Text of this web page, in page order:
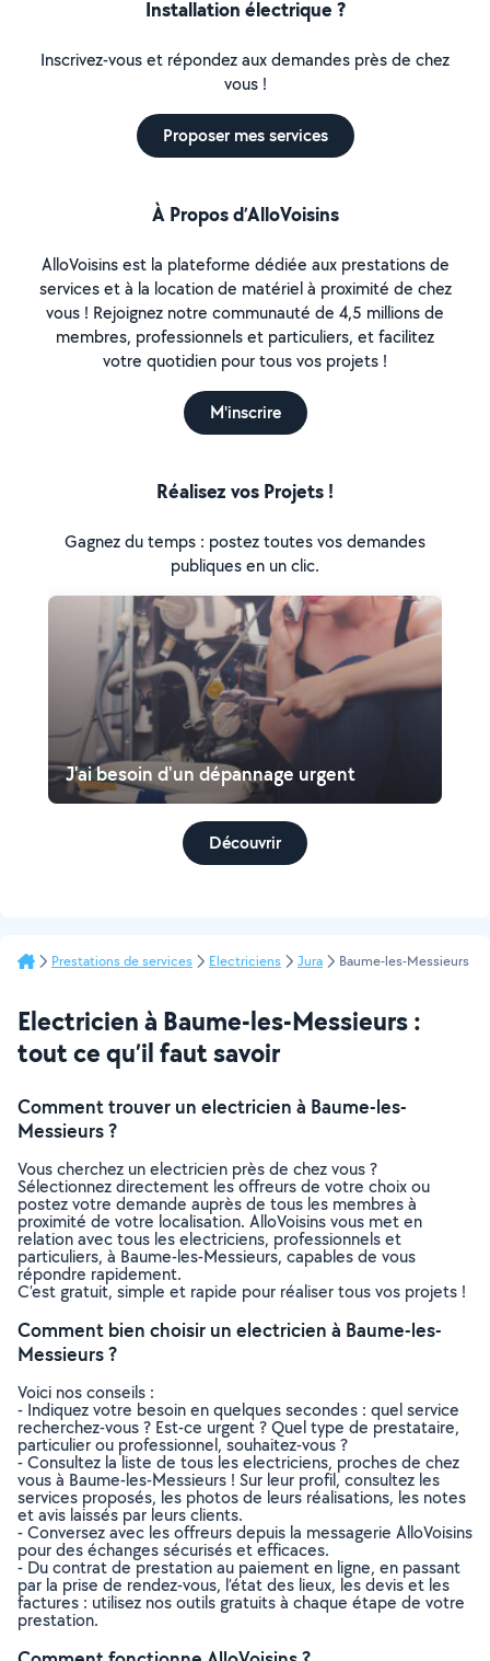
Installation électrique ?
Inscrivez-vous et répondez aux demandes près de chez
vous !
Proposer mes services
À Propos d’AlloVoisins
AlloVoisins est la plateforme dédiée aux prestations de
services et à la location de matériel à proximité de chez
vous ! Rejoignez notre communauté de 4,5 millions de
membres, professionnels et particuliers, et facilitez
votre quotidien pour tous vos projets !
M'inscrire
Réalisez vos Projets !
Gagnez du temps : postez toutes vos demandes
publiques en un clic.
J'ai besoin d'un dépannage urgent
Découvrir
Prestations de services Electriciens Jura Baume-les-Messieurs
Electricien à Baume-les-Messieurs :
tout ce qu’il faut savoir
Comment trouver un electricien à Baume-les-
Messieurs ?
Vous cherchez un electricien près de chez vous ?
Sélectionnez directement les offreurs de votre choix ou
postez votre demande auprès de tous les membres à
proximité de votre localisation. AlloVoisins vous met en
relation avec tous les electriciens, professionnels et
particuliers, à Baume-les-Messieurs, capables de vous
répondre rapidement.
C’est gratuit, simple et rapide pour réaliser tous vos projets !
Comment bien choisir un electricien à Baume-les-
Messieurs ?
Voici nos conseils :
- Indiquez votre besoin en quelques secondes : quel service
recherchez-vous ? Est-ce urgent ? Quel type de prestataire,
particulier ou professionnel, souhaitez-vous ?
- Consultez la liste de tous les electriciens, proches de chez
vous à Baume-les-Messieurs ! Sur leur profil, consultez les
services proposés, les photos de leurs réalisations, les notes
et avis laissés par leurs clients.
- Conversez avec les offreurs depuis la messagerie AlloVoisins
pour des échanges sécurisés et efficaces.
- Du contrat de prestation au paiement en ligne, en passant
par la prise de rendez-vous, l’état des lieux, les devis et les
factures : utilisez nos outils gratuits à chaque étape de votre
prestation.